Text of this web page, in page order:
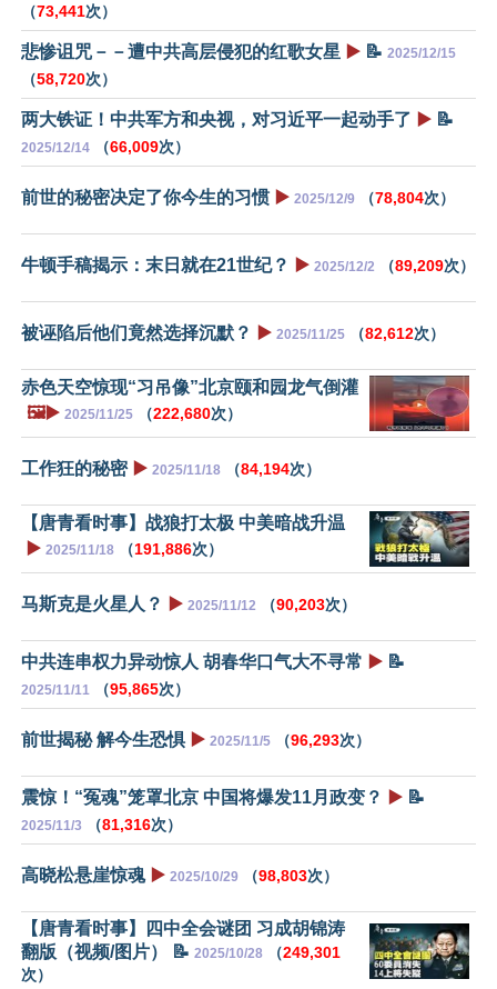
（73,441次）
悲惨诅咒－－遭中共高层侵犯的红歌女星 ▶️ 📝 2025/12/15
（58,720次）
两大铁证！中共军方和央视，对习近平一起动手了 ▶️ 📝
2025/12/14 （66,009次）
前世的秘密决定了你今生的习惯 ▶️ 2025/12/9 （78,804次）
牛顿手稿揭示：末日就在21世纪？ ▶️ 2025/12/2 （89,209次）
被诬陷后他们竟然选择沉默？ ▶️ 2025/11/25 （82,612次）
赤色天空惊现“习吊像”北京颐和园龙气倒灌
🖼️▶️ 2025/11/25 （222,680次）
工作狂的秘密 ▶️ 2025/11/18 （84,194次）
【唐青看时事】战狼打太极 中美暗战升温
▶️ 2025/11/18 （191,886次）
马斯克是火星人？ ▶️ 2025/11/12 （90,203次）
中共连串权力异动惊人 胡春华口气大不寻常 ▶️ 📝
2025/11/11 （95,865次）
前世揭秘 解今生恐惧 ▶️ 2025/11/5 （96,293次）
震惊！“冤魂”笼罩北京 中国将爆发11月政变？ ▶️ 📝
2025/11/3 （81,316次）
高晓松悬崖惊魂 ▶️ 2025/10/29 （98,803次）
【唐青看时事】四中全会谜团 习成胡锦涛
翻版（视频/图片） 📝 2025/10/28 （249,301
次）